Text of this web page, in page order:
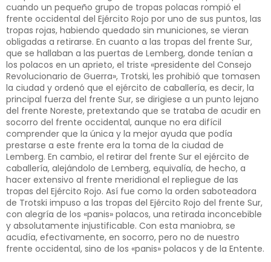
cuando un pequeño grupo de tropas polacas rompió el
frente occidental del Ejército Rojo por uno de sus puntos, las
tropas rojas, habiendo quedado sin municiones, se vieran
obligadas a retirarse. En cuanto a las tropas del frente Sur,
que se hallaban a las puertas de Lemberg, donde tenían a
los polacos en un aprieto, el triste «presidente del Consejo
Revolucionario de Guerra», Trotski, les prohibió que tomasen
la ciudad y ordenó que el ejército de caballería, es decir, la
principal fuerza del frente Sur, se dirigiese a un punto lejano
del frente Noreste, pretextando que se trataba de acudir en
socorro del frente occidental, aunque no era difícil
comprender que la única y la mejor ayuda que podía
prestarse a este frente era la toma de la ciudad de
Lemberg. En cambio, el retirar del frente Sur el ejército de
caballería, alejándolo de Lemberg, equivalía, de hecho, a
hacer extensivo al frente meridional el repliegue de las
tropas del Ejército Rojo. Así fue como la orden saboteadora
de Trotski impuso a las tropas del Ejército Rojo del frente Sur,
con alegría de los «panis» polacos, una retirada inconcebible
y absolutamente injustificable. Con esta maniobra, se
acudía, efectivamente, en socorro, pero no de nuestro
frente occidental, sino de los «panis» polacos y de la Entente.